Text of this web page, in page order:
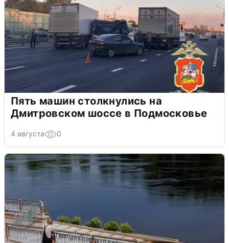
Пять машин столкнулись на
Дмитровском шоссе в Подмосковье
4 августа 0